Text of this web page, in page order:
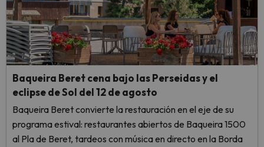
Baqueira Beret cena bajo las Perseidas y el
eclipse de Sol del 12 de agosto
Baqueira Beret convierte la restauración en el eje de su
programa estival: restaurantes abiertos de Baqueira 1500
al Pla de Beret, tardeos con música en directo en la Borda